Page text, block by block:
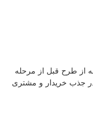
از طرح قبل از مرحله
جذب خریدار و مشتری